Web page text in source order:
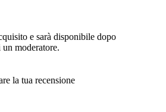
e sarà disponibile dopo
moderatore.
la tua recensione